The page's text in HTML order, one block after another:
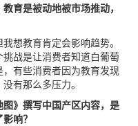
是被动地被市场推动，
想教育肯定会影响趋势。
战是让消费者知道白葡萄
有些消费者因为教育发现
有那么多压力。
》撰写中国产区内容，是
响？